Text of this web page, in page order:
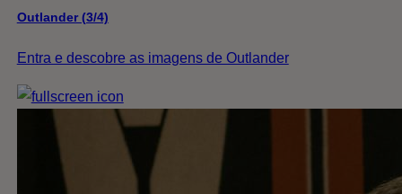
Outlander (3/4)
Entra e descobre as imagens de Outlander